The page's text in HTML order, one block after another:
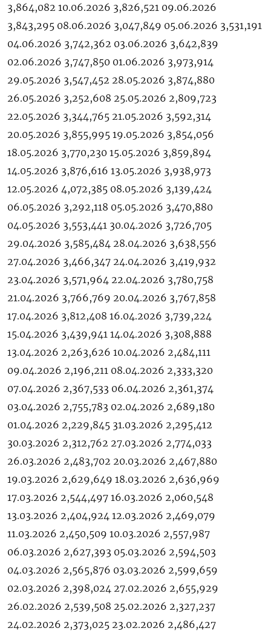
3,864,082 10.06.2026 3,826,521 09.06.2026
3,843,295 08.06.2026 3,047,849 05.06.2026 3,531,191
04.06.2026 3,742,362 03.06.2026 3,642,839
02.06.2026 3,747,850 01.06.2026 3,973,914
29.05.2026 3,547,452 28.05.2026 3,874,880
26.05.2026 3,252,608 25.05.2026 2,809,723
22.05.2026 3,344,765 21.05.2026 3,592,314
20.05.2026 3,855,995 19.05.2026 3,854,056
18.05.2026 3,770,230 15.05.2026 3,859,894
14.05.2026 3,876,616 13.05.2026 3,938,973
12.05.2026 4,072,385 08.05.2026 3,139,424
06.05.2026 3,292,118 05.05.2026 3,470,880
04.05.2026 3,553,441 30.04.2026 3,726,705
29.04.2026 3,585,484 28.04.2026 3,638,556
27.04.2026 3,466,347 24.04.2026 3,419,932
23.04.2026 3,571,964 22.04.2026 3,780,758
21.04.2026 3,766,769 20.04.2026 3,767,858
17.04.2026 3,812,408 16.04.2026 3,739,224
15.04.2026 3,439,941 14.04.2026 3,308,888
13.04.2026 2,263,626 10.04.2026 2,484,111
09.04.2026 2,196,211 08.04.2026 2,333,320
07.04.2026 2,367,533 06.04.2026 2,361,374
03.04.2026 2,755,783 02.04.2026 2,689,180
01.04.2026 2,229,845 31.03.2026 2,295,412
30.03.2026 2,312,762 27.03.2026 2,774,033
26.03.2026 2,483,702 20.03.2026 2,467,880
19.03.2026 2,629,649 18.03.2026 2,636,969
17.03.2026 2,544,497 16.03.2026 2,060,548
13.03.2026 2,404,924 12.03.2026 2,469,079
11.03.2026 2,450,509 10.03.2026 2,557,987
06.03.2026 2,627,393 05.03.2026 2,594,503
04.03.2026 2,565,876 03.03.2026 2,599,659
02.03.2026 2,398,024 27.02.2026 2,655,929
26.02.2026 2,539,508 25.02.2026 2,327,237
24.02.2026 2,373,025 23.02.2026 2,486,427